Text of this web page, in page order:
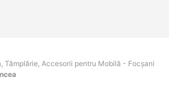
Tâmplărie, Accesorii pentru Mobilă - Focşani